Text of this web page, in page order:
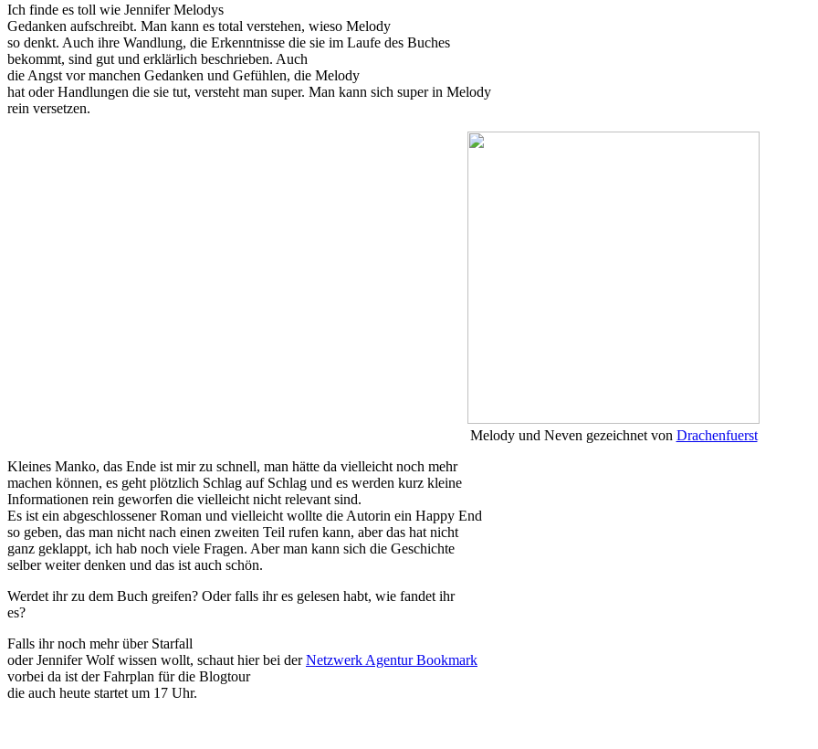
Ich finde es toll wie Jennifer Melodys
Gedanken aufschreibt. Man kann es total verstehen, wieso Melody
so denkt. Auch ihre Wandlung, die Erkenntnisse die sie im Laufe des Buches
bekommt, sind gut und erklärlich beschrieben. Auch
die Angst vor manchen Gedanken und Gefühlen, die Melody
hat oder Handlungen die sie tut, versteht man super. Man kann sich super in Melody
rein versetzen.
Melody und Neven gezeichnet von Drachenfuerst
Kleines Manko, das Ende ist mir zu schnell, man hätte da vielleicht noch mehr
machen können, es geht plötzlich Schlag auf Schlag und es werden kurz kleine
Informationen rein geworfen die vielleicht nicht relevant sind.
Es ist ein abgeschlossener Roman und vielleicht wollte die Autorin ein Happy End
so geben, das man nicht nach einen zweiten Teil rufen kann, aber das hat nicht
ganz geklappt, ich hab noch viele Fragen. Aber man kann sich die Geschichte
selber weiter denken und das ist auch schön.
Werdet ihr zu dem Buch greifen? Oder falls ihr es gelesen habt, wie fandet ihr
es?
Falls ihr noch mehr über Starfall
oder Jennifer Wolf wissen wollt, schaut hier bei derNetzwerk Agentur Bookmark
vorbei da ist der Fahrplan für die Blogtour
die auch heute startet um 17 Uhr.